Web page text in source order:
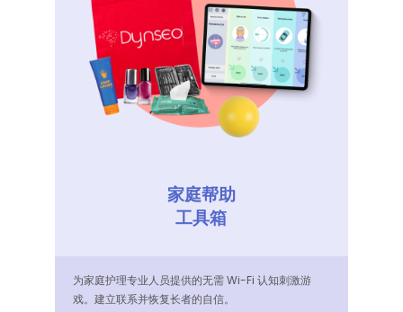
家庭帮助
工具箱
为家庭护理专业人员提供的无需 Wi-Fi 认知刺激游
戏。建立联系并恢复长者的自信。